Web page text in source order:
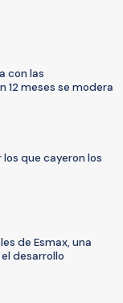
con las
12 meses se modera
que cayeron los
de Esmax, una
desarrollo